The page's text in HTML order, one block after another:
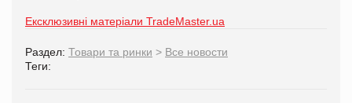
Ексклюзивні матеріали TradeMaster.ua
Раздел: Товари та ринки > Все новости
Теги: